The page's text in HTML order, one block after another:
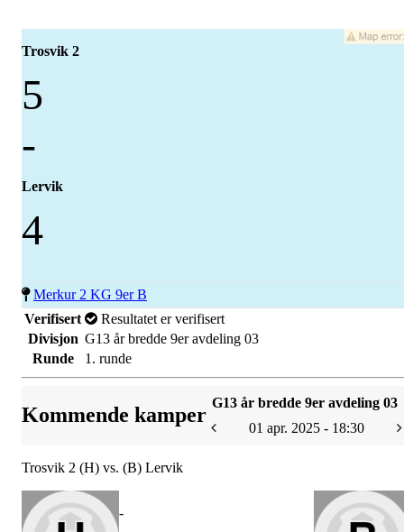
Trosvik 2
5
-
Lervik
4
Merkur 2 KG 9er B
Verifisert
Resultatet er verifisert
Divisjon G13 år bredde 9er avdeling 03
Runde
1. runde
Kommende kamper
G13 år bredde 9er avdeling 03
01 apr. 2025 - 18:30
Trosvik 2 (H) vs. (B) Lervik
-